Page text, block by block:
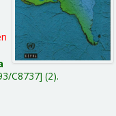
C8737 (2).